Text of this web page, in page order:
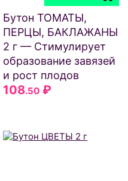
Бутон ТОМАТЫ,
ПЕРЦЫ, БАКЛАЖАНЫ
2 г — Стимулирует
образование завязей
и рост плодов
108.50 ₽